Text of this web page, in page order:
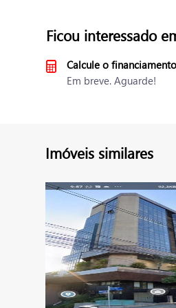
Ficou interessado
Calcule o financiamento
Em breve. Aguarde!
Imóveis similares